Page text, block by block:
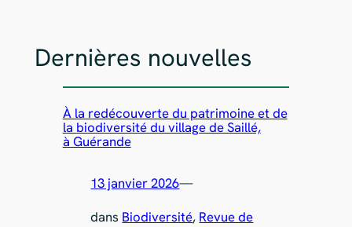
Dernières nouvelles
À la redécouverte du patrimoine et de
la biodiversité du village de Saillé,
à Guérande
13 janvier 2026—
dans Biodiversité, Revue de